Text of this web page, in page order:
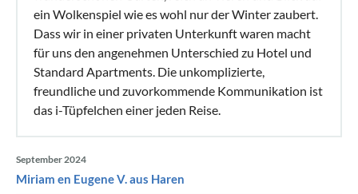
ein Wolkenspiel wie es wohl nur der Winter zaubert.
Dass wir in einer privaten Unterkunft waren macht
für uns den angenehmen Unterschied zu Hotel und
Standard Apartments. Die unkomplizierte,
freundliche und zuvorkommende Kommunikation ist
das i-Tüpfelchen einer jeden Reise.
September 2024
Miriam en Eugene V. aus Haren